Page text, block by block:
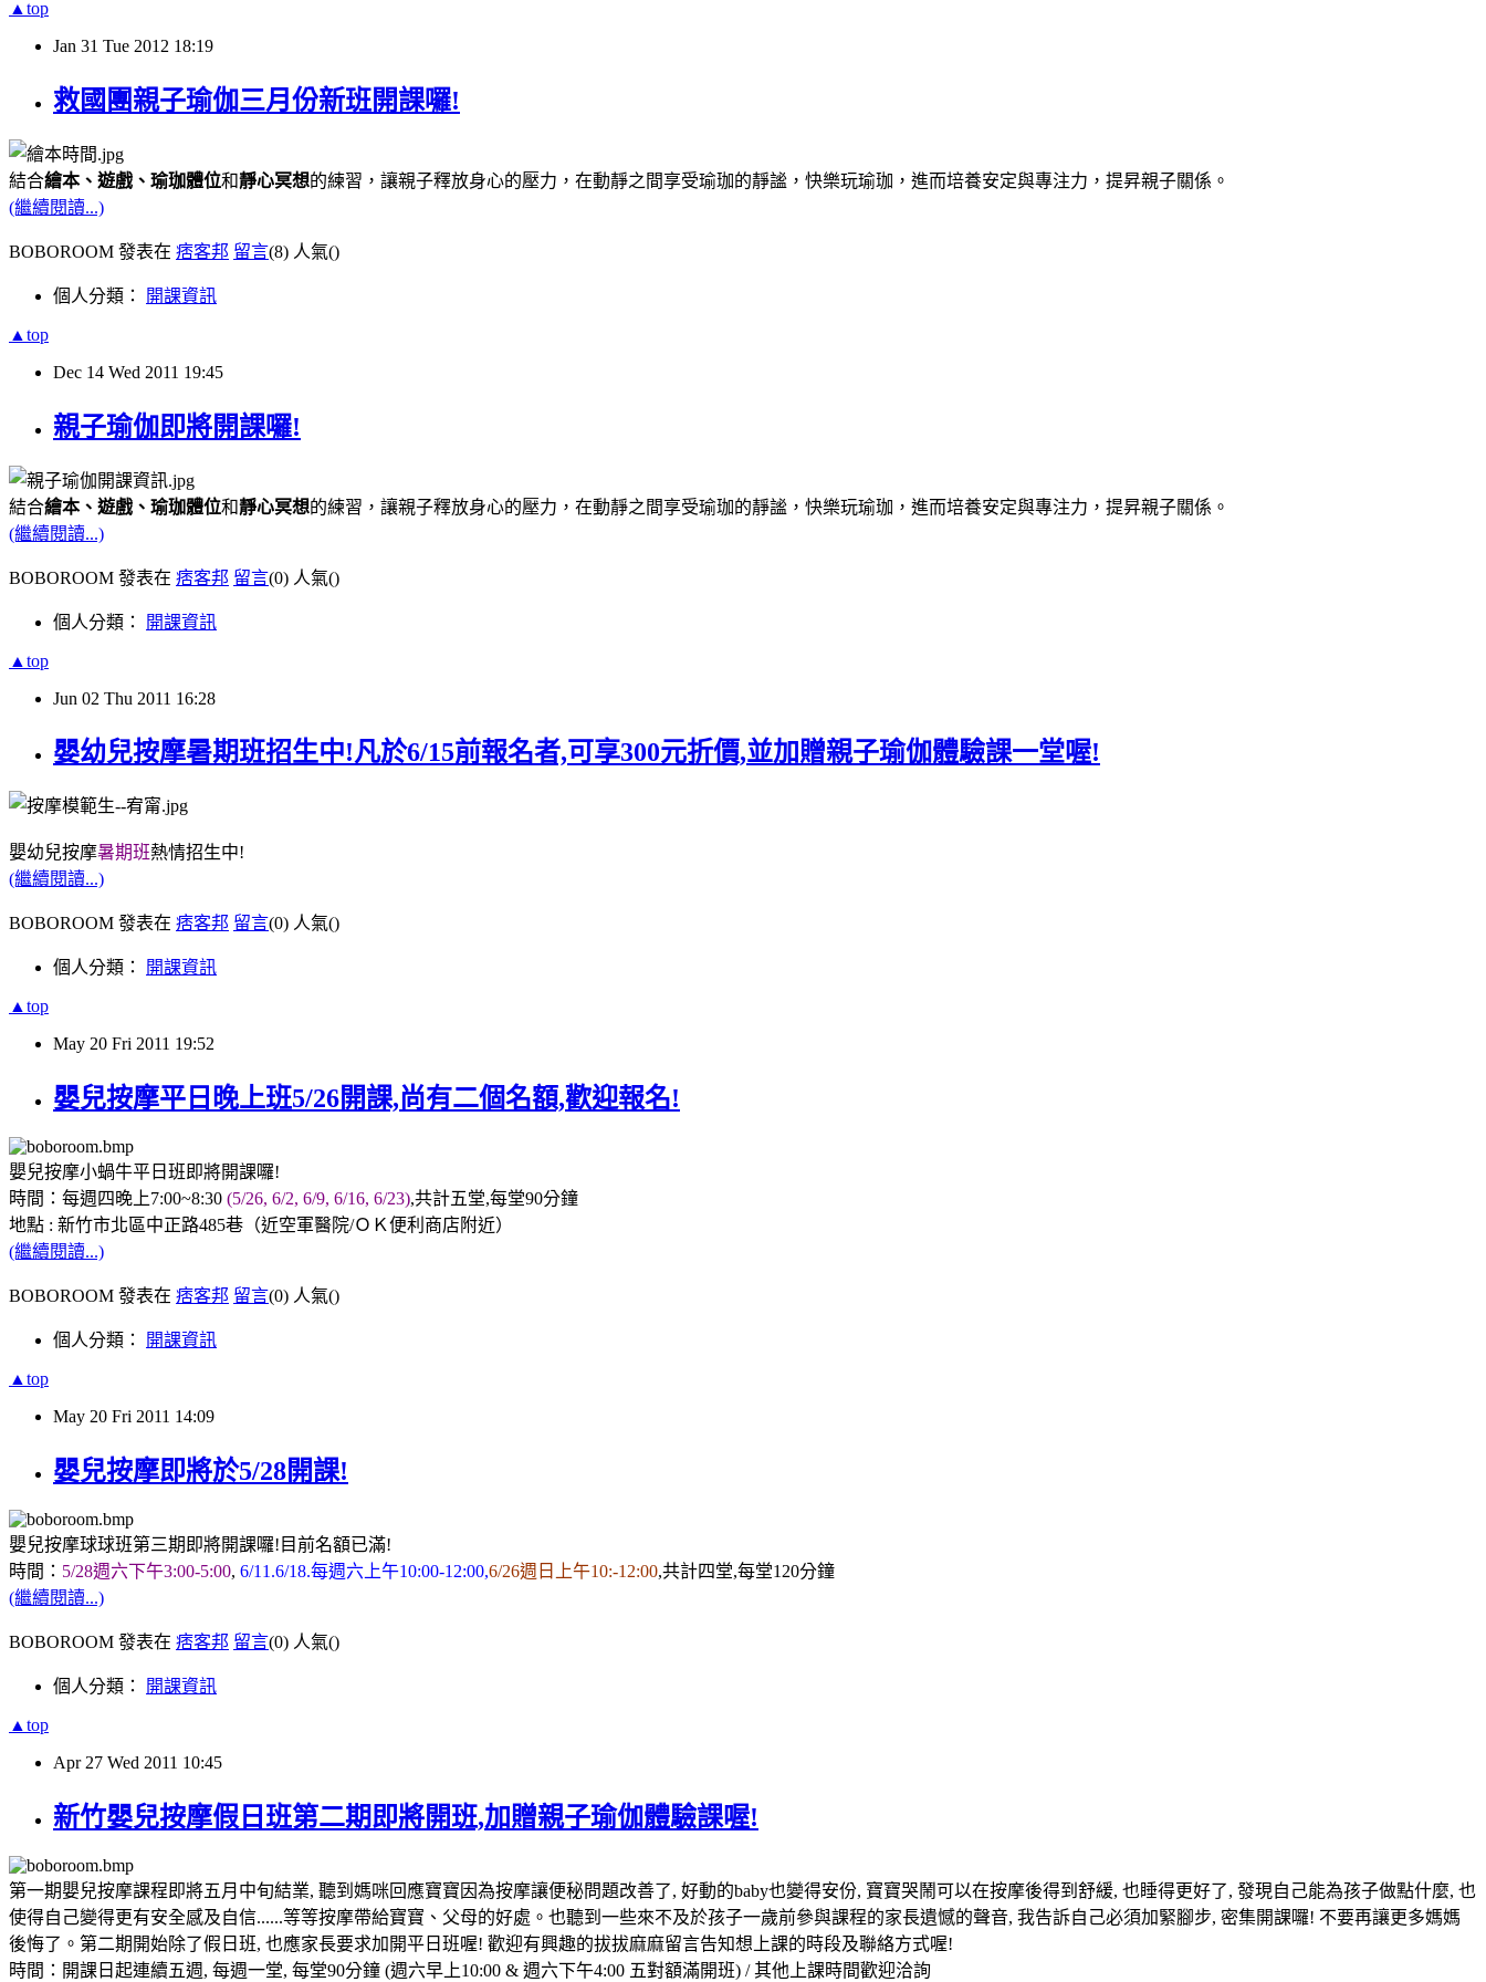
▲top
Jan 31 Tue 2012 18:19
救國團親子瑜伽三月份新班開課囉!
結合繪本、遊戲、瑜珈體位和靜心冥想的練習，讓親子釋放身心的壓力，在動靜之間享受瑜珈的靜謐，快樂玩瑜珈，進而培養安定與專注力，提昇親子關係。
(繼續閱讀...)
BOBOROOM 發表在 痞客邦 留言(8) 人氣()
個人分類： 開課資訊
▲top
Dec 14 Wed 2011 19:45
親子瑜伽即將開課囉!
結合繪本、遊戲、瑜珈體位和靜心冥想的練習，讓親子釋放身心的壓力，在動靜之間享受瑜珈的靜謐，快樂玩瑜珈，進而培養安定與專注力，提昇親子關係。
(繼續閱讀...)
BOBOROOM 發表在 痞客邦 留言(0) 人氣()
個人分類： 開課資訊
▲top
Jun 02 Thu 2011 16:28
嬰幼兒按摩暑期班招生中!凡於6/15前報名者,可享300元折價,並加贈親子瑜伽體驗課一堂喔!
嬰幼兒按摩暑期班熱情招生中!
(繼續閱讀...)
BOBOROOM 發表在 痞客邦 留言(0) 人氣()
個人分類： 開課資訊
▲top
May 20 Fri 2011 19:52
嬰兒按摩平日晚上班5/26開課,尚有二個名額,歡迎報名!
嬰兒按摩小蝸牛平日班即將開課囉!
時間：每週四晚上7:00~8:30 (5/26, 6/2, 6/9, 6/16, 6/23),共計五堂,每堂90分鐘
地點 : 新竹市北區中正路485巷（近空軍醫院/ＯＫ便利商店附近）
(繼續閱讀...)
BOBOROOM 發表在 痞客邦 留言(0) 人氣()
個人分類： 開課資訊
▲top
May 20 Fri 2011 14:09
嬰兒按摩即將於5/28開課!
嬰兒按摩球球班第三期即將開課囉!目前名額已滿!
時間： 5/28週六下午3:00-5:00, 6/11.6/18.每週六上午10:00-12:00,6/26週日上午10:-12:00,共計四堂,每堂120分鐘
(繼續閱讀...)
BOBOROOM 發表在 痞客邦 留言(0) 人氣()
個人分類： 開課資訊
▲top
Apr 27 Wed 2011 10:45
新竹嬰兒按摩假日班第二期即將開班,加贈親子瑜伽體驗課喔!
第一期嬰兒按摩課程即將五月中旬結業, 聽到媽咪回應寶寶因為按摩讓便秘問題改善了, 好動的baby也變得安份, 寶寶哭鬧可以在按摩後得到舒緩, 也睡得更好了, 發現自己能為孩子做點什麼, 也
使得自己變得更有安全感及自信......等等按摩帶給寶寶、父母的好處。也聽到一些來不及於孩子一歲前參與課程的家長遺憾的聲音, 我告訴自己必須加緊腳步, 密集開課囉! 不要再讓更多媽媽
後悔了。第二期開始除了假日班, 也應家長要求加開平日班喔! 歡迎有興趣的拔拔麻麻留言告知想上課的時段及聯絡方式喔!
時間：開課日起連續五週, 每週一堂, 每堂90分鐘 (週六早上10:00 & 週六下午4:00 五對額滿開班) / 其他上課時間歡迎洽詢